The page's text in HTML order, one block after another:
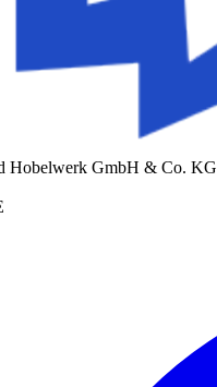
Hobelwerk GmbH & Co. KG